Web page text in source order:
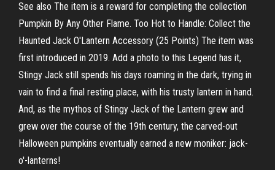
See also The item is a reward for completing the collection
Pumpkin By Any Other Flame. Too Hot to Handle: Collect the
Haunted Jack O'Lantern Accessory (25 Points) The item was
first introduced in 2019. Add a photo to this Legend has it,
Stingy Jack still spends his days roaming in the dark, trying in
vain to find a final resting place, with his trusty lantern in hand.
And, as the mythos of Stingy Jack of the Lantern grew and
grew over the course of the 19th century, the carved-out
Halloween pumpkins eventually earned a new moniker: jack-
o'-lanterns!